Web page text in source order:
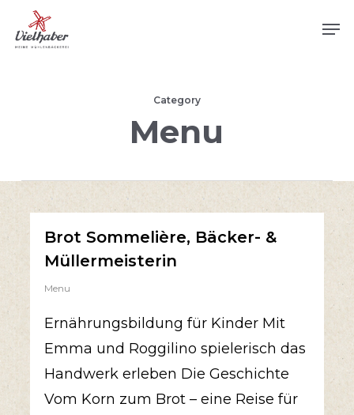
Category
Menu
Brot Sommelière, Bäcker- &
Müllermeisterin
Menu
Ernährungsbildung für Kinder Mit
Emma und Roggilino spielerisch das
Handwerk erleben Die Geschichte
Vom Korn zum Brot – eine Reise für